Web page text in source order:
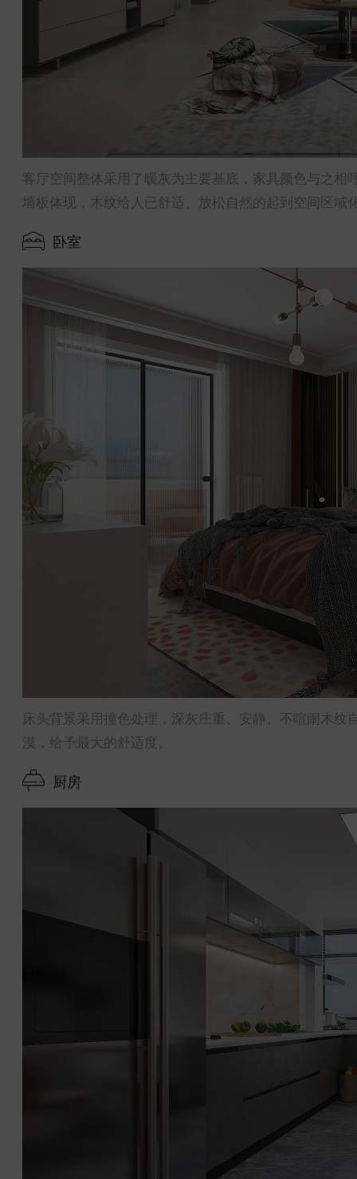
客厅空间整体采用了暧灰为主要基底，家具颜色与之
墙板体现，木纹给人已舒适、放松自然的起到空间区域
卧室
床头背景采用撞色处理，深灰庄重、安静、不喧闹木
漠，给予最大的舒适度。
厨房